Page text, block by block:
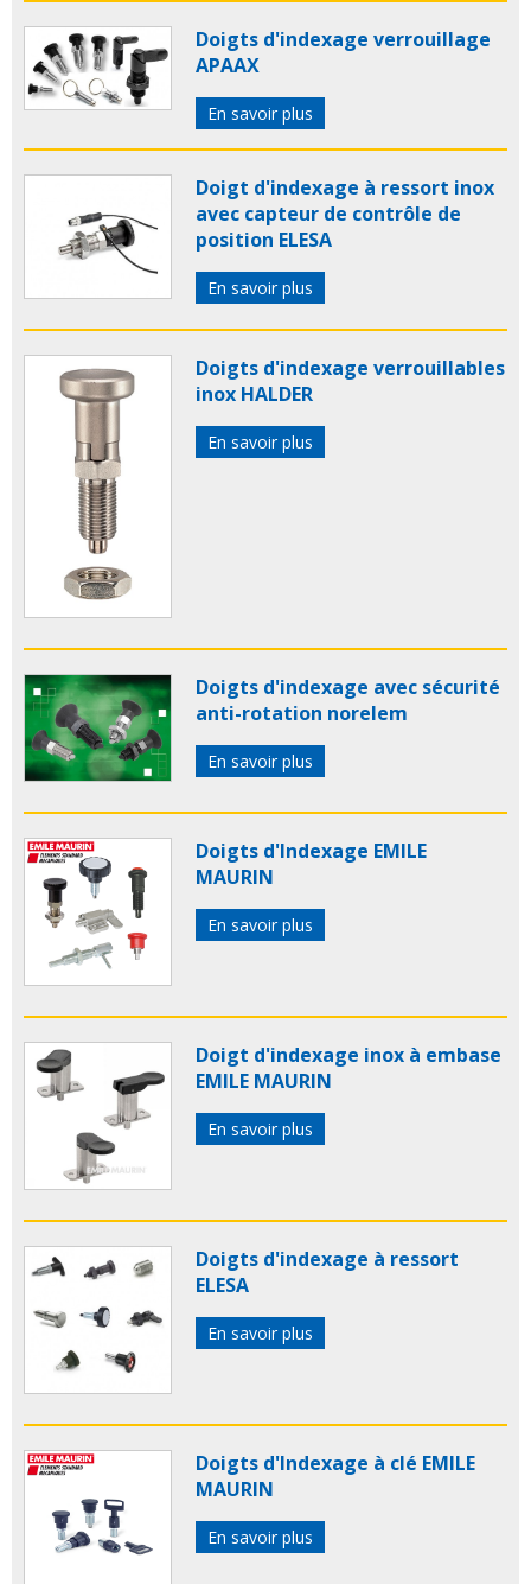
Doigts d'indexage verrouillage
APAAX
En savoir plus
Doigt d'indexage à ressort inox
avec capteur de contrôle de
position ELESA
En savoir plus
Doigts d'in­dexage verrouillables
inox HALDER
En savoir plus
Doigts d'indexage avec sécurité
anti-rotation norelem
En savoir plus
Doigts d'Indexage EMILE
MAURIN
En savoir plus
Doigt d'indexage inox à embase
EMILE MAURIN
En savoir plus
Doigts d'indexage à ressort
ELESA
En savoir plus
Doigts d'Indexage à clé EMILE
MAURIN
En savoir plus